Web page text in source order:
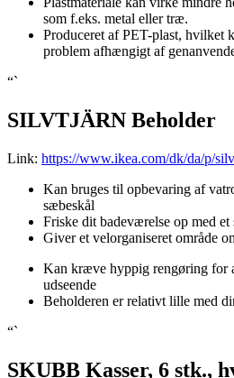
som f.eks. metal eller træ.
Produceret af PET-plast, hvilket
problem afhængigt af
“`
SILVTJÄRN Beholder
Link: https://www.ikea.com/dk/da/p/
Kan bruges til opbevaring af
sæbeskål
Friske dit badeværelse op med
Giver et velorganiseret område
Kan kræve hyppig rengøring for
udseende
Beholderen er relativt lille med
“`
SKUBB Kasser, 6 stk.,